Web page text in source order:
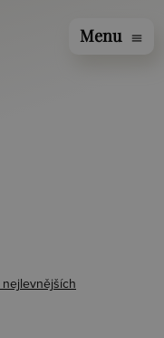
Menu menu
nejlevnějších